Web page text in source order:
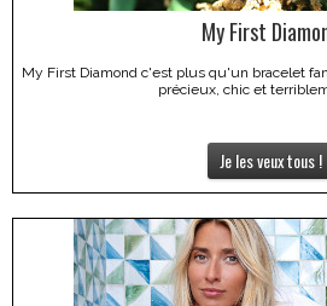
My First
My First Diamond c'est plus qu'un bracelet
précieux, chic et
Je les veux tous !